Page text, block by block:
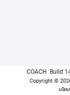
COACH Build
Copyright ©
นโย